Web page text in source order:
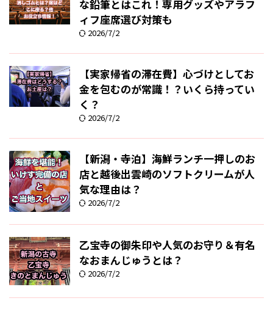
な鉛筆とはこれ！専用グッズやアラフ
ィフ座席選び対策も
2026/7/2
【実家帰省の滞在費】心づけとしてお
金を包むのが常識！？いくら持ってい
く？
2026/7/2
【新潟・寺泊】海鮮ランチ一押しのお
店と越後出雲崎のソフトクリームが人
気な理由は？
2026/7/2
乙宝寺の御朱印や人気のお守り＆有名
なおまんじゅうとは？
2026/7/2